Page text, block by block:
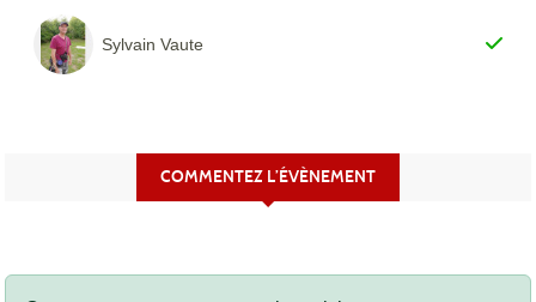
Sylvain Vaute
COMMENTEZ L’ÉVÈNEMENT